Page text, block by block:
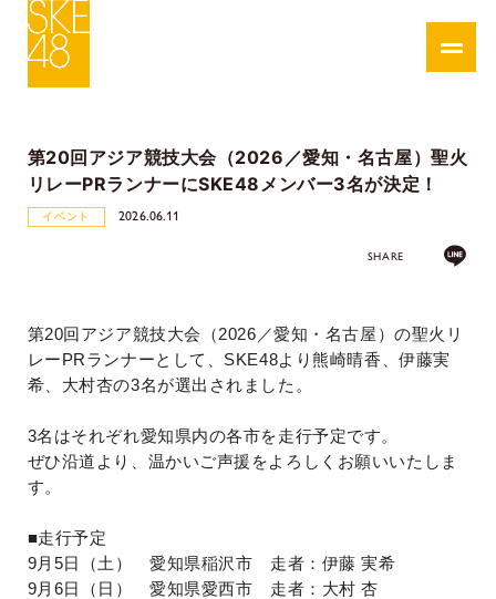
第20回アジア競技大会（2026／愛知・名古屋）聖火
リレーPRランナーにSKE48メンバー3名が決定！
イベント 2026.06.11
SHARE
第20回アジア競技大会（2026 ／愛知・名古屋）の聖火リ
レー PRランナーとして、 SKE48より熊崎晴香、伊藤実
希、大村杏の3名が選出されました。
3名はそれぞれ愛知県内の各市を走行予定です。
ぜひ沿道より、温かいご声援をよろしくお願いいたしま
す。
■走行予定
9月 5日（土） 愛知県稲沢市 走者：伊藤 実希
9月 6日（日） 愛知県愛西市 走者：大村 杏